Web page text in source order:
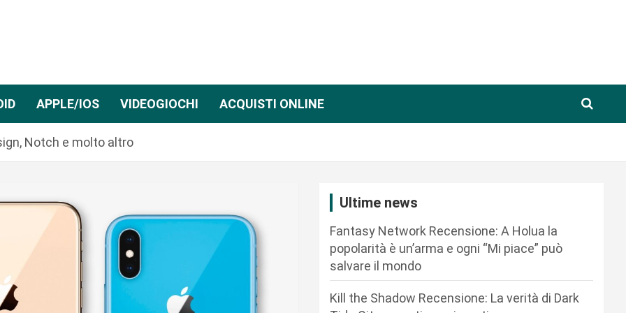
APPLE/IOS VIDEOGIOCHI ACQUISTI ONLINE
Notch e molto altro
Ultime news
Fantasy Network Recensione: A Holua la
popolarità è un’arma e ogni “Mi piace” può
salvare il mondo
Kill the Shadow Recensione: La verità di Dark